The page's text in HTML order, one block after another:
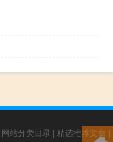
网站分类目录 | 精选推荐文章 |